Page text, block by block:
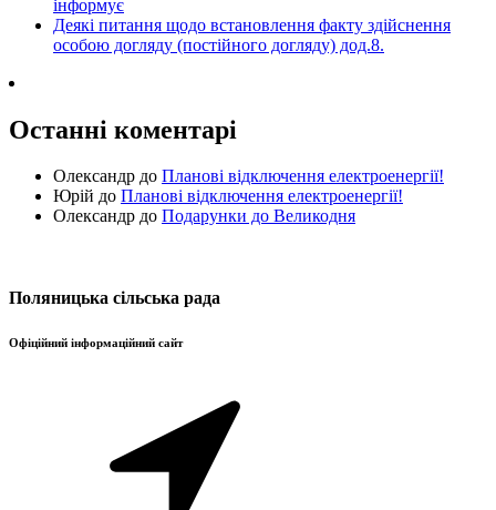
інформує
Деякі питання щодо встановлення факту здійснення
особою догляду (постійного догляду) дод.8.
Останні коментарі
Олександр до Планові відключення електроенергії!
Юрій до Планові відключення електроенергії!
Олександр до Подарунки до Великодня
Поляницька сільська рада
Офіційний інформаційний сайт